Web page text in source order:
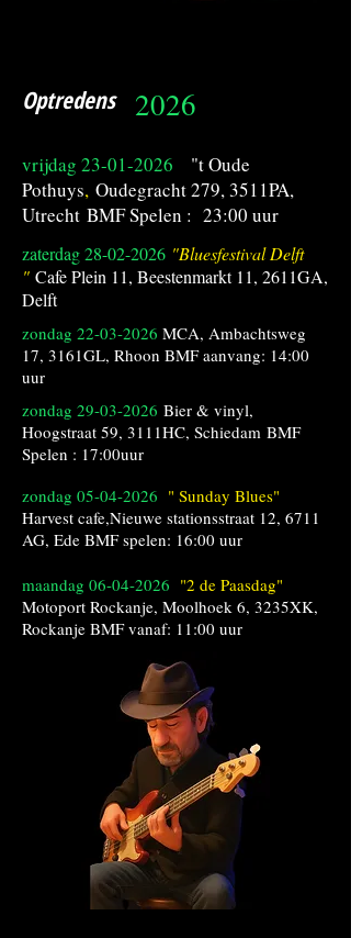
Optredens 2026
vrijdag 23-01-2026
"t Oude
Pothuys, Oudegracht 279, 3511PA,
Utrecht BMF Spelen : 23:00 uur
zaterdag28-02-2026 "Bluesfestival Delft
" Cafe Plein 11, Beestenmarkt 11, 2611GA,
Delft
zondag 22-03-2026 MCA, Ambachtsweg
17, 3161GL, Rhoon BMF aanvang: 14:00
uur
zondag 29-03-2026 Bier & vinyl,
Hoogstraat 59, 3111HC, Schiedam BMF
Spelen : 17:00uur
zondag 05-04-2026 " Sunday Blues"
Harvest cafe,Nieuwe stationsstraat 12, 6711
AG, Ede BMF spelen: 16:00 uur
maandag 06-04-2026 "2 de Paasdag"
Motoport Rockanje, Moolhoek 6, 3235XK,
Rockanje BMF vanaf: 11:00 uur